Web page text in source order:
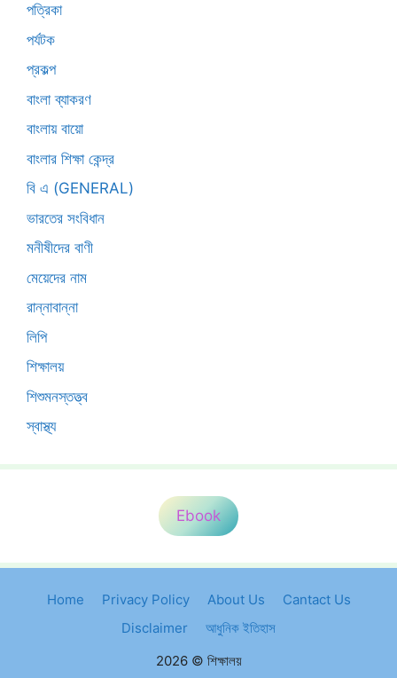
পত্রিকা
পর্যটক
প্রকল্প
বাংলা ব্যাকরণ
বাংলায় বায়ো
বাংলার শিক্ষা কেন্দ্র
বি এ (GENERAL)
ভারতের সংবিধান
মনীষীদের বাণী
মেয়েদের নাম
রান্নাবান্না
লিপি
শিক্ষালয়
শিশুমনস্তত্ত্ব
স্বাস্থ্য
Ebook
Home Privacy Policy About Us
Cantact Us
Disclaimer
আধুনিক ইতিহাস
2026 © শিক্ষালয়